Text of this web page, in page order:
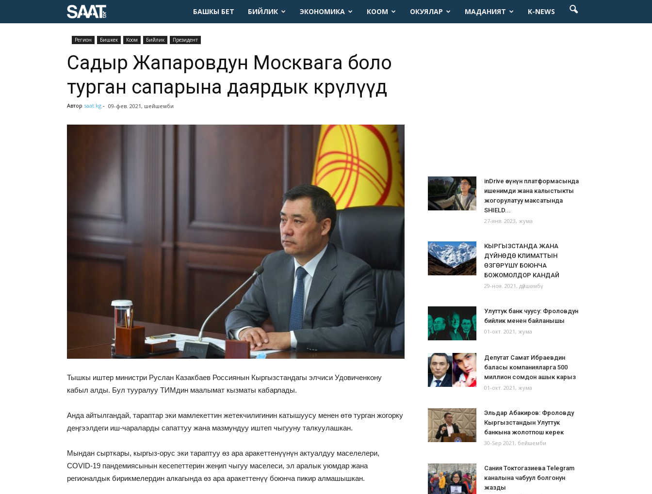
БАШКЫ БЕТ БИЙЛИК ЭКОНОМИКА КООМ ОКУЯЛАР МАДАНИЯТ K-NEWS
Pегион Бишкек Коом Бийлик Президент
Садыр Жапаровдун Москвага боло
турган сапарына даярдык көрүлүүдө
Автор saat.kg - 09-фев. 2021, шейшемби
Тышкы иштер министри Руслан Казакбаев Россиянын Кыргызстандагы элчиси Удовиченкону
кабыл алды. Бул тууралуу ТИМдин маалымат кызматы кабарлады.
Анда айтылгандай, тараптар эки мамлекеттин жетекчилигинин катышуусу менен өтө турган жогорку
деңгээлдеги иш-чараларды сапаттуу жана мазмундуу иштеп чыгууну талкуулашкан.
Мындан сырткары, кыргыз-орус эки тараптуу өз ара аракеттенүүнүн актуалдуу маселелери,
COVID-19 пандемиясынын кесепеттерин жеңип чыгуу маселеси, эл аралык уюмдар жана
регионалдык бирикмелердин алкагында өз ара аракеттенүү боюнча пикир алмашышкан.
inDrive өзүнүн платформасында
ишенимди жана калыстыкты
жогорулатуу максатында
SHIELD...
27-янв. 2023, жума
КЫРГЫЗСТАНДА ЖАНА
ДҮЙНӨДӨ КЛИМАТТЫН
ӨЗГӨРҮШҮ БОЮНЧА
БОЖОМОЛДОР КАНДАЙ
29-ноя. 2021, дүйшөмбү
Улуттук банк чуусу: Фроловдун
бийлик менен байланышы
01-окт. 2021, жума
Депутат Самат Ибраевдин
баласы компанияларга 500
миллион сомдон ашык карыз
01-окт. 2021, жума
Эльдар Абакиров: Фроловду
Кыргызстандын Улуттук
банкына жолотпош керек
30-Sep 2021, бейшемби
Сания Токтогазиева Telegram
каналына чабуул болгонун
жазды